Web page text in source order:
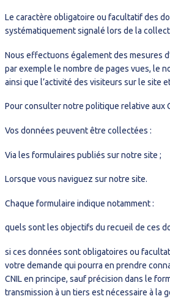
Le caractère obligatoire ou facultatif des
systématiquement signalé lors de la
Nous effectuons également des mesures
par exemple le nombre de pages vues, le
ainsi que l’activité des visiteurs sur le site
Pour consulter notre politique relative aux
Vos données peuvent être collectées :
Via les formulaires publiés sur notre site ;
Lorsque vous naviguez sur notre site.
Chaque formulaire indique notamment :
quels sont les objectifs du recueil de ces
si ces données sont obligatoires ou
votre demande qui pourra en prendre
CNIL en principe, sauf précision dans le
transmission à un tiers est nécessaire à la